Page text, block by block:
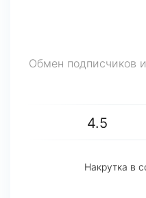
Обмен подписчиков
4.5
Накрутка в